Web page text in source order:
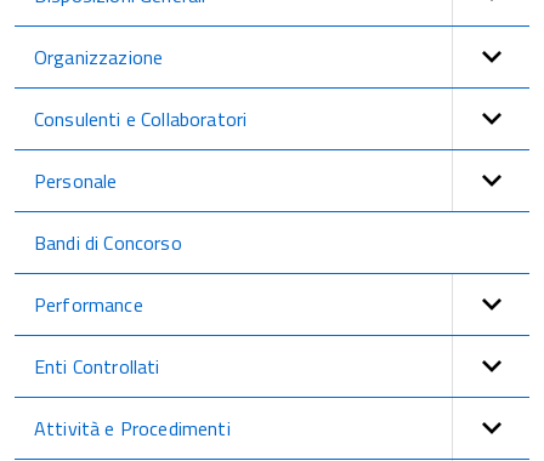
Organizzazione
Consulenti e Collaboratori
Personale
Bandi di Concorso
Performance
Enti Controllati
Attività e Procedimenti